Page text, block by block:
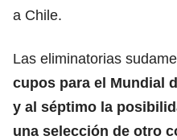
a Chile.
Las eliminatorias
cupos para el Mundial
y al séptimo la
una selección de otro